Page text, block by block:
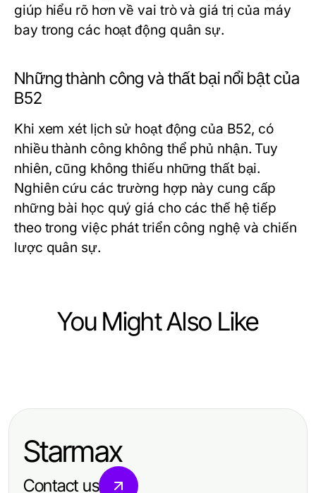
giúp hiểu rõ hơn về vai trò và giá trị của máy
bay trong các hoạt động quân sự.
Những thành công và thất bại nổi bật của
B52
Khi xem xét lịch sử hoạt động của B52, có
nhiều thành công không thể phủ nhận. Tuy
nhiên, cũng không thiếu những thất bại.
Nghiên cứu các trường hợp này cung cấp
những bài học quý giá cho các thế hệ tiếp
theo trong việc phát triển công nghệ và chiến
lược quân sự.
You Might Also Like
Advancements in Heavy Industry:
Starmax
Contact us